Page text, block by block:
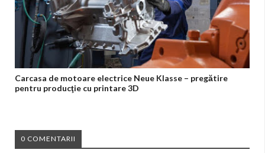
Carcasa de motoare electrice Neue Klasse – pregătire
pentru producţie cu printare 3D
0 COMENTARII